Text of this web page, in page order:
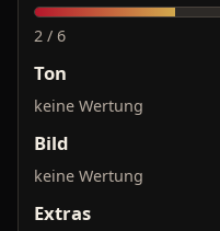
2 / 6
Ton
keine Wertung
Bild
keine Wertung
Extras